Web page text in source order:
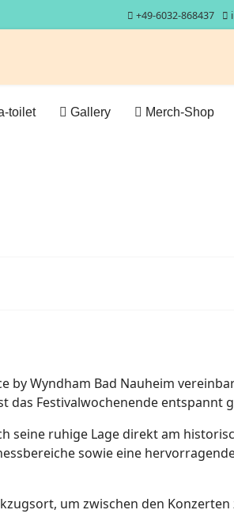
+49-6032-868437
toilet Gallery Merch-Shop
by Wyndham Bad Nauheim
Festivalwochenende entspannt
seine ruhige Lage direkt am
sowie eine
um zwischen den